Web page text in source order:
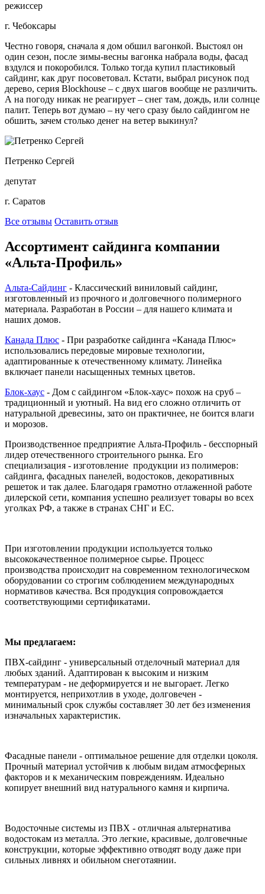
режиссер
г. Чебоксары
Честно говоря, сначала я дом обшил вагонкой. Выстоял он
один сезон, после зимы-весны вагонка набрала воды, фасад
вздулся и покоробился. Только тогда купил пластиковый
сайдинг, как друг посоветовал. Кстати, выбрал рисунок под
дерево, серия Blockhouse – с двух шагов вообще не различить.
А на погоду никак не реагирует – снег там, дождь, или солнце
палит. Теперь вот думаю – ну чего сразу было сайдингом не
обшить, зачем столько денег на ветер выкинул?
Петренко Сергей
депутат
г. Саратов
Все отзывы Оставить отзыв
Ассортимент сайдинга компании
«Альта-Профиль»
Альта-Сайдинг - Классический виниловый сайдинг,
изготовленный из прочного и долговечного полимерного
материала. Разработан в России – для нашего климата и
наших домов.
Канада Плюс - При разработке сайдинга «Канада Плюс»
использовались передовые мировые технологии,
адаптированные к отечественному климату. Линейка
включает панели насыщенных темных цветов.
Блок-хаус - Дом с сайдингом «Блок-хаус» похож на сруб –
традиционный и уютный. На вид его сложно отличить от
натуральной древесины, зато он практичнее, не боится влаги
и морозов.
Производственное предприятие Альта-Профиль - бесспорный
лидер отечественного строительного рынка. Его
специализация - изготовление продукции из полимеров:
сайдинга, фасадных панелей, водостоков, декоративных
решеток и так далее. Благодаря грамотно отлаженной работе
дилерской сети, компания успешно реализует товары во всех
уголках РФ, а также в странах СНГ и ЕС.
При изготовлении продукции используется только
высококачественное полимерное сырье. Процесс
производства происходит на современном технологическом
оборудовании со строгим соблюдением международных
нормативов качества. Вся продукция сопровождается
соответствующими сертификатами.
Мы предлагаем:
ПВХ-сайдинг - универсальный отделочный материал для
любых зданий. Адаптирован к высоким и низким
температурам - не деформируется и не выгорает. Легко
монтируется, неприхотлив в уходе, долговечен -
минимальный срок службы составляет 30 лет без изменения
изначальных характеристик.
Фасадные панели - оптимальное решение для отделки цоколя.
Прочный материал устойчив к любым видам атмосферных
факторов и к механическим повреждениям. Идеально
копирует внешний вид натурального камня и кирпича.
Водосточные системы из ПВХ - отличная альтернатива
водостокам из металла. Это легкие, красивые, долговечные
конструкции, которые эффективно отводят воду даже при
сильных ливнях и обильном снеготаянии.